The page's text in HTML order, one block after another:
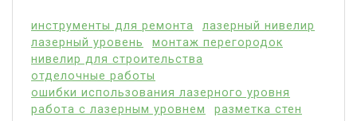
инструменты для ремонта
лазерный нивелир
лазерный уровень
монтаж перегородок
нивелир для строительства
отделочные работы
ошибки использования лазерного уровня
работа с лазерным уровнем
разметка стен